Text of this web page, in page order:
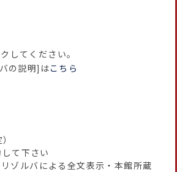
してください。
の説明]はこちら
て下さい
ゾルバによる全文表示・本館所蔵